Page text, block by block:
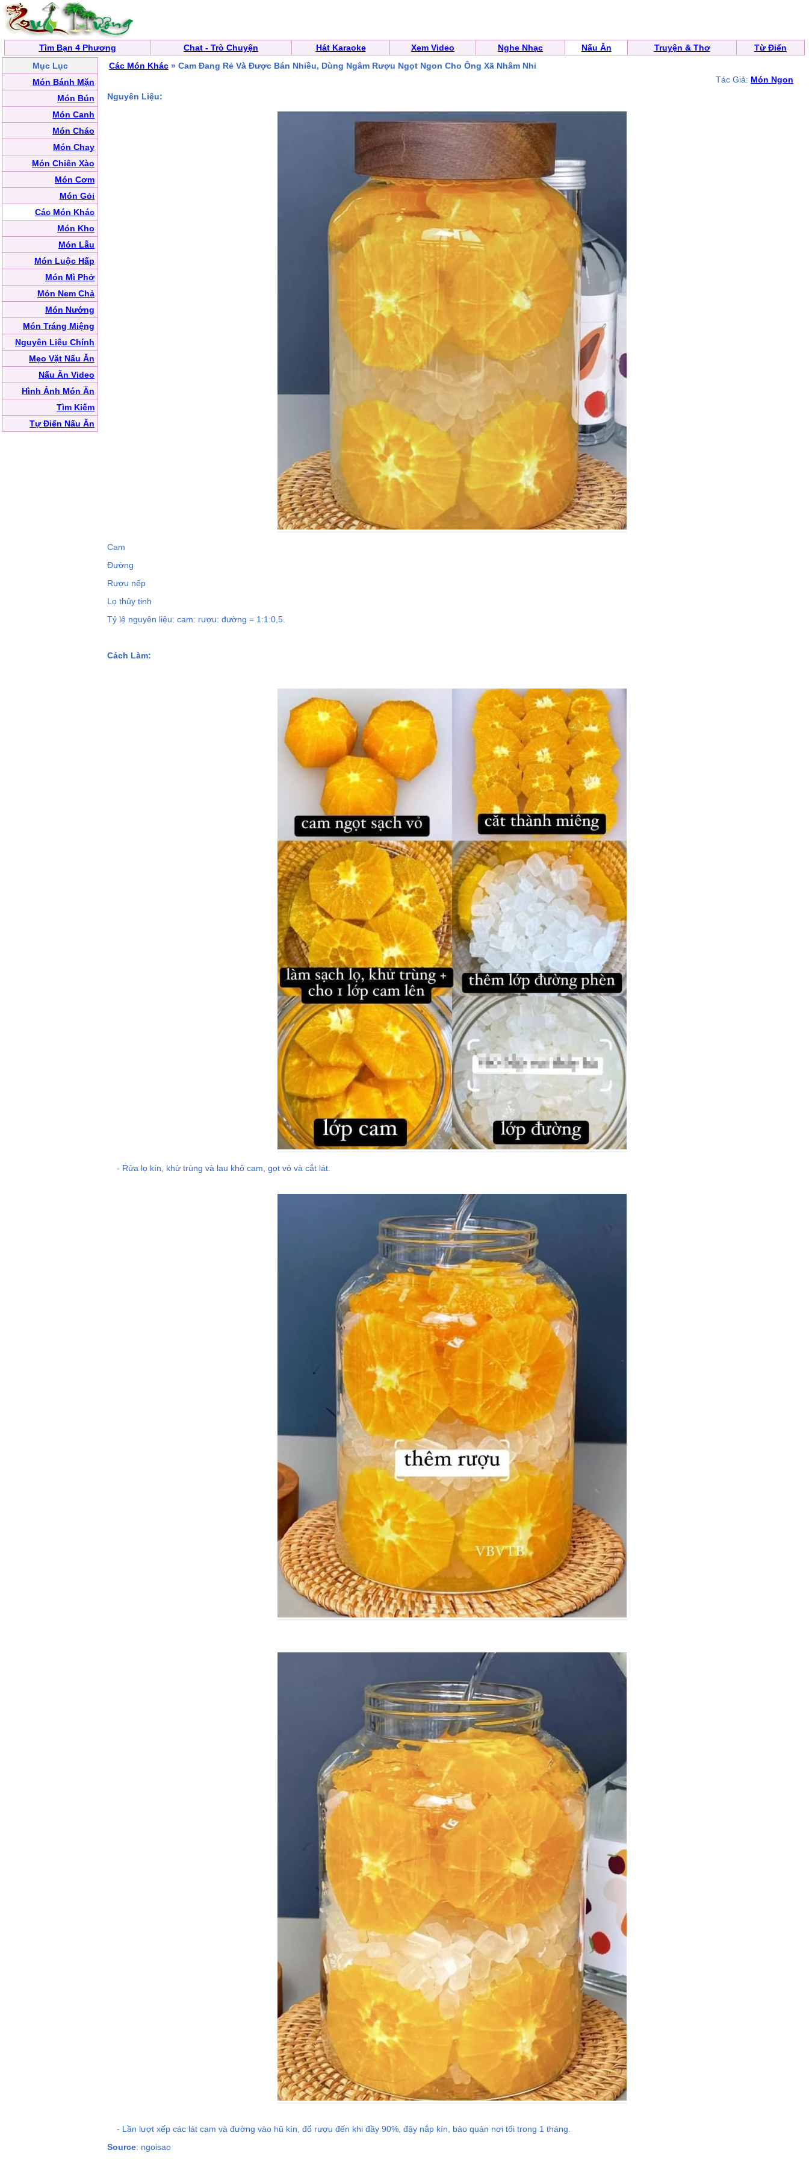
Tìm Bạn 4 Phương Chat - Trò Chuyện Hát Karaoke Xem Video Nghe Nhạc Nấu Ăn Truyện & Thơ
Từ Điển
Mục Lục
Món Bánh Mặn
Món Bún
Món Canh
Món Cháo
Món Chay
Món Chiên Xào
Món Cơm
Món Gỏi
Các Món Khác
Món Kho
Món Lẫu
Món Luộc Hấp
Món Mì Phở
Món Nem Chả
Món Nướng
Món Tráng Miệng
Nguyên Liệu Chính
Mẹo Vặt Nấu Ăn
Nấu Ăn Video
Hình Ảnh Món Ăn
Tìm Kiếm
Tự Điển Nấu Ăn
Các Món Khác » Cam Đang Rẻ Và Được Bán Nhiều, Dùng Ngâm Rượu Ngọt Ngon Cho Ông Xã Nhâm Nhi
Tác Giả: Món Ngon
Nguyên Liệu:
Cam
Đường
Rượu nếp
Lọ thủy tinh
Tỷ lệ nguyên liệu: cam: rượu: đường = 1:1:0,5.
Cách Làm:
- Rửa lọ kín, khử trùng và lau khô cam, gọt vỏ và cắt lát.
- Lần lượt xếp các lát cam và đường vào hũ kín, đổ rượu đến khi đầy 90%, đậy nắp kín, bảo quản nơi tối trong 1 tháng.
Source: ngoisao